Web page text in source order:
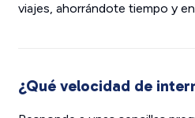
viajes, ahorrándote tiempo y
¿Qué velocidad de